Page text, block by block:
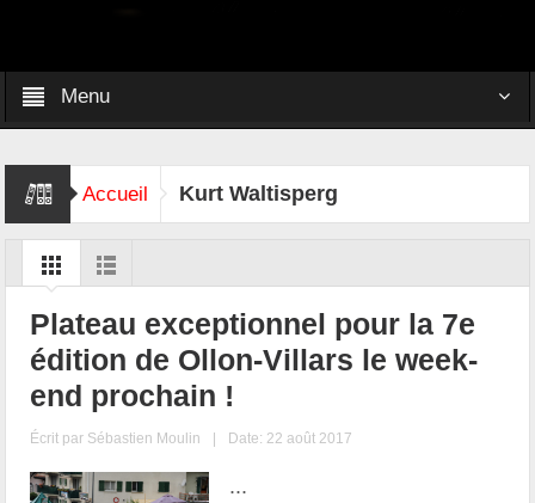
Menu
Accueil Kurt Waltisperg
Plateau exceptionnel pour la 7e
édition de Ollon-Villars le week-
end prochain !
Écrit par Sébastien Moulin | Date: 22 août 2017
...